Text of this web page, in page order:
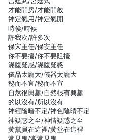
才能開房/才能開啟
神定氣用/神定氣閒
時俟/時候
許我次/許多次
保宋主任/保安主任
你不要擾/你不要阻擾
滿腹疑感/滿腹疑惑
儀品太龐大/儀器太龐大
秘而不宜/秘而不宣
自然很興趣/自然很有興趣
的以沒有/所以沒有
神經陰暗不定/神色陰晴不定
神疑惑之至/神情疑惑之至
黃黨員在這裡/黃堂在這裡